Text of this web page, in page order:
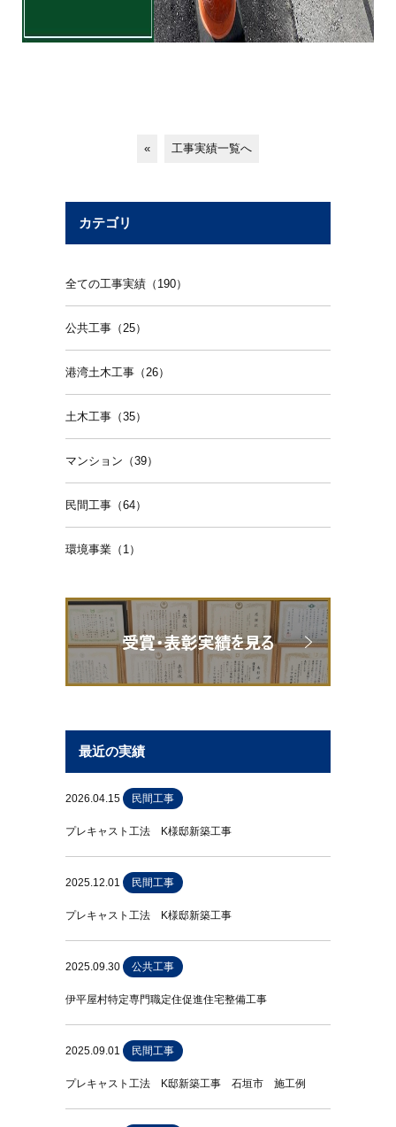
« 工事実績一覧へ
カテゴリ
全ての工事実績（190）
公共工事（25）
港湾土木工事（26）
土木工事（35）
マンション（39）
民間工事（64）
環境事業（1）
最近の実績
2026.04.15 民間工事
プレキャスト工法 K様邸新築工事
2025.12.01 民間工事
プレキャスト工法 K様邸新築工事
2025.09.30 公共工事
伊平屋村特定専門職定住促進住宅整備工事
2025.09.01 民間工事
プレキャスト工法 K邸新築工事 石垣市 施工例